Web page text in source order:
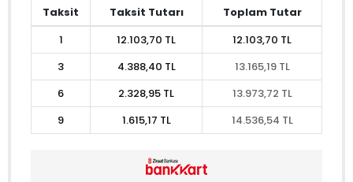
Taksit Taksit Tutarı
Toplam Tutar
1
12.103,70 TL
12.103,70 TL
3
4.388,40 TL
13.165,19 TL
6
2.328,95 TL
13.973,72 TL
9
1.615,17 TL 14.536,54 TL